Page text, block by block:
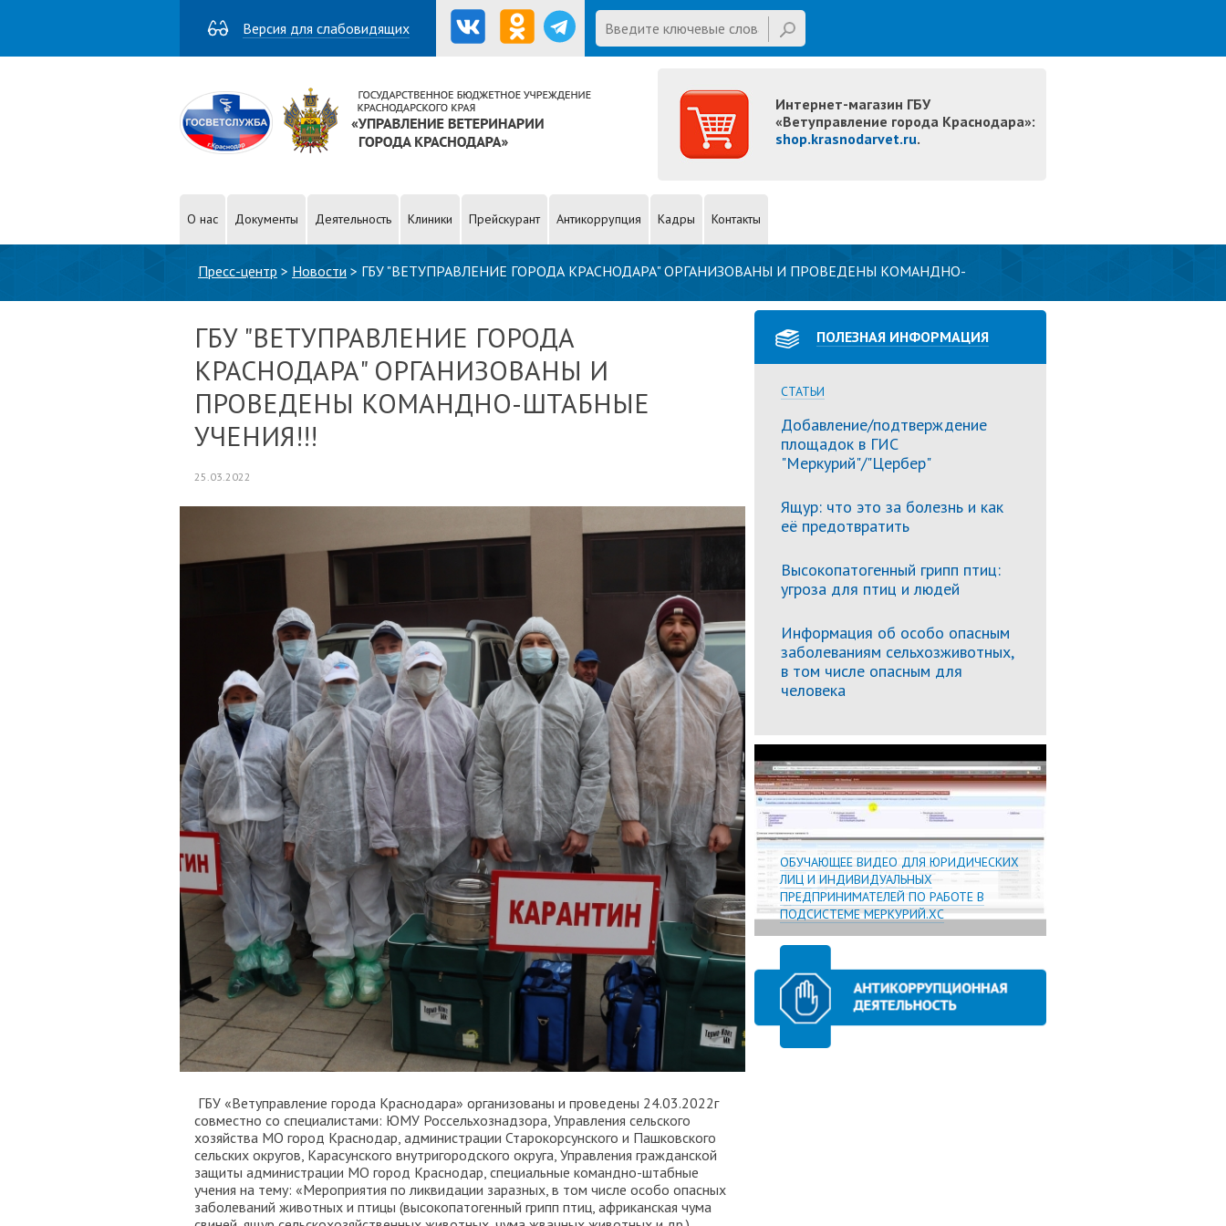
Версия для слабовидящих
First name
Введите ключевые слова для
поиска
Интернет-магазин ГБУ
«Ветуправление города Краснодара»:
shop.krasnodarvet.ru.
О нас Документы Деятельность Клиники Прейскурант Антикоррупция Кадры Контакты
Пресс-центр > Новости > ГБУ "ВЕТУПРАВЛЕНИЕ ГОРОДА КРАСНОДАРА" ОРГАНИЗОВАНЫ И ПРОВЕДЕНЫ КОМАНДНО-
ГБУ "ВЕТУПРАВЛЕНИЕ ГОРОДА
КРАСНОДАРА" ОРГАНИЗОВАНЫ И
ПРОВЕДЕНЫ КОМАНДНО-ШТАБНЫЕ
УЧЕНИЯ!!!
25.03.2022
ГБУ «Ветуправление города Краснодара» организованы и проведены 24.03.2022г
совместно со специалистами: ЮМУ Россельхознадзора, Управления сельского
хозяйства МО город Краснодар, администрации Старокорсунского и Пашковского
сельских округов, Карасунского внутригородского округа, Управления гражданской
защиты администрации МО город Краснодар, специальные командно-штабные
учения на тему: «Мероприятия по ликвидации заразных, в том числе особо опасных
заболеваний животных и птицы (высокопатогенный грипп птиц, африканская чума
ПОЛЕЗНАЯ ИНФОРМАЦИЯ
СТАТЬИ
Добавление/подтверждение
площадок в ГИС
"Меркурий"/"Цербер"
Ящур: что это за болезнь и как
её предотвратить
Высокопатогенный грипп птиц:
угроза для птиц и людей
Информация об особо опасным
заболеваниям сельхозживотных,
в том числе опасным для
человека
ОБУЧАЮЩЕЕ ВИДЕО ДЛЯ ЮРИДИЧЕСКИХ
ЛИЦ И ИНДИВИДУАЛЬНЫХ
ПРЕДПРИНИМАТЕЛЕЙ ПО РАБОТЕ В
ПОДСИСТЕМЕ МЕРКУРИЙ.ХС